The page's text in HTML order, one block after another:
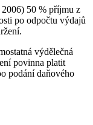
50 % příjmu z
po odpočtu výdajů
výdělečná
povinna platit
podání daňového